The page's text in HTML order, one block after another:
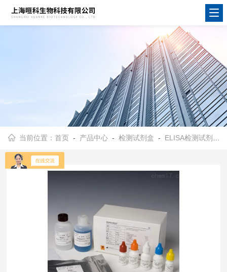
当前位置：首页 - 产品中心 -检测试剂盒 - ELISA检测试剂盒